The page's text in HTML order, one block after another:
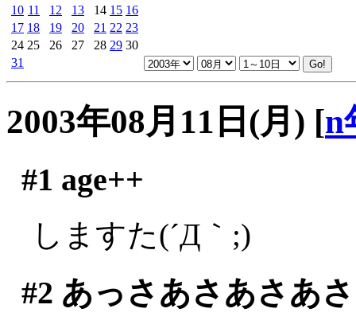
10 11 12 13 14 15 16
17 18 19 20 21 22 23
24 25 26 27 28 29 30
31
2003年08月11日(月) [n
#1 age++
しますた(´Д｀;)
#2 あっさあさあさあ